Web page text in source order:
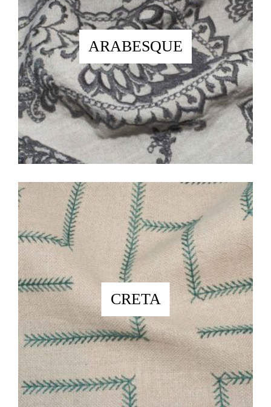
ARABESQUE
CRETA